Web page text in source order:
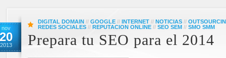
nov
20
2013
DIGITAL DOMAIN // GOOGLE // INTERNET // NOTICIAS //
REDES SOCIALES // REPUTACION ONLINE // SEO SEM // SMO SMM
Prepara tu SEO para el 2014